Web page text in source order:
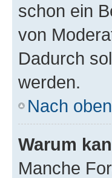
schon ein
von
Dadurch
werden.
Nach oben
Warum
Manche